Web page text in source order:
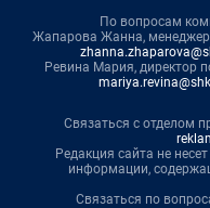
По вопросам
Жапарова Жанна,
Ревина Мария, директор
Связаться с отделом
Редакция сайта не
информации,
Связаться по